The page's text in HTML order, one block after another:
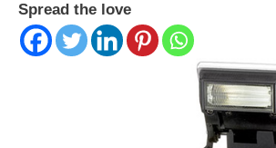
Spread the love